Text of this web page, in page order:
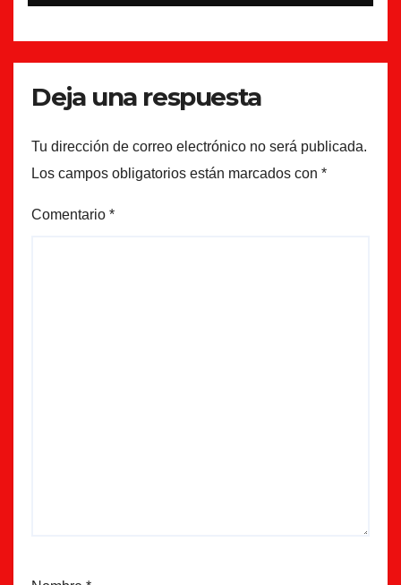
Deja una respuesta
Tu dirección de correo electrónico no será publicada.
Los campos obligatorios están marcados con *
Comentario *